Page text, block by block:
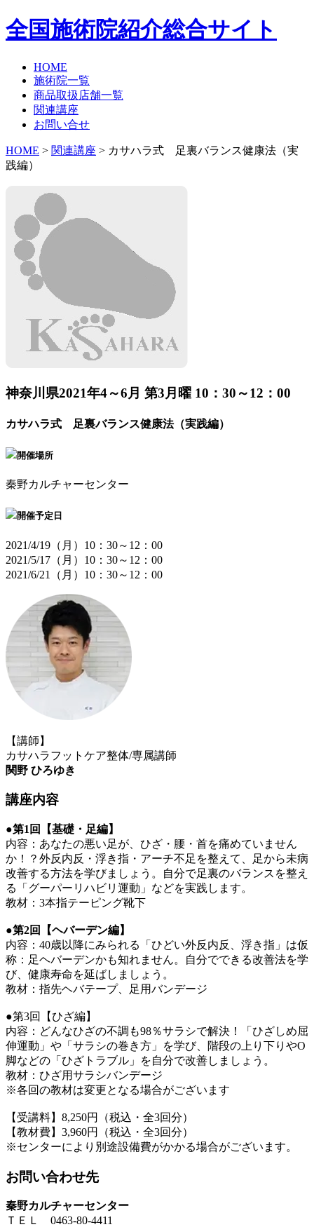
全国施術院紹介総合サイト
HOME
施術院一覧
商品取扱店舗一覧
関連講座
お問い合せ
HOME > 関連講座 > カサハラ式 足裏バランス健康法（実
践編）
神奈川県2021年4～6月 第3月曜 10：30～12：00
カサハラ式 足裏バランス健康法（実践編）
開催場所
秦野カルチャーセンター
開催予定日
2021/4/19（月）10：30～12：00
2021/5/17（月）10：30～12：00
2021/6/21（月）10：30～12：00
【講師】
カサハラフットケア整体/専属講師
関野 ひろゆき
講座内容
●第1回【基礎・足編】
内容：あなたの悪い足が、ひざ・腰・首を痛めていません
か！？外反内反・浮き指・アーチ不足を整えて、足から未病
改善する方法を学びましょう。自分で足裏のバランスを整え
る「グーパーリハビリ運動」などを実践します。
教材：3本指テーピング靴下
●第2回【ヘバーデン編】
内容：40歳以降にみられる「ひどい外反内反、浮き指」は仮
称：足ヘバーデンかも知れません。自分でできる改善法を学
び、健康寿命を延ばしましょう。
教材：指先ヘバテープ、足用バンデージ
●第3回【ひざ編】
内容：どんなひざの不調も98％サラシで解決！「ひざしめ屈
伸運動」や「サラシの巻き方」を学び、階段の上り下りやO
脚などの「ひざトラブル」を自分で改善しましょう。
教材：ひざ用サラシバンデージ
※各回の教材は変更となる場合がございます
【受講料】8,250円（税込・全3回分）
【教材費】3,960円（税込・全3回分）
※センターにより別途設備費がかかる場合がございます。
お問い合わせ先
秦野カルチャーセンター
ＴＥＬ 0463-80-4411